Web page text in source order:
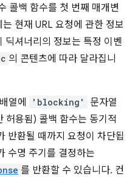
콜백 함수를 첫 번째 매개변
현재 URL 요청에 관한 정보
딕셔너리의 정보는 특정 이벤
의 콘텐츠에 따라 달라집니
배열에 'blocking'
문자열
허용됨) 콜백 함수는 동기적
반환될 때까지 요청이 차단됩
수명 주기를 결정하는
를 반환할 수 있습니다. 컨